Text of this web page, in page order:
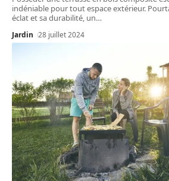
indéniable pour tout espace extérieur.
éclat et sa durabilité, un…
Jardin 28 juillet 2024